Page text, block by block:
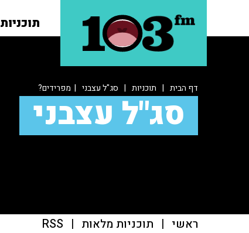
תוכניות
דף הבית | תוכניות | סג"ל עצבני | מפרידים?
סג"ל עצבני
ראשי | תוכניות מלאות |
RSS